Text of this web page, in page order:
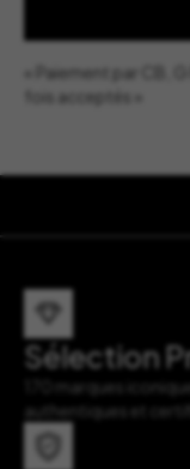
« Paiement par CB,
fois acceptés »
Sélection
170 marques
authentiques et